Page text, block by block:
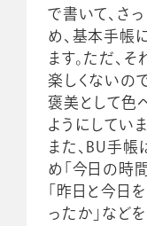
で書いて、さ
め、基本手帳
ます。ただ、
楽しくないの
褒美として色
ようにしていま
また、BU手
め「今日の時
「昨日と今日
ったか」など